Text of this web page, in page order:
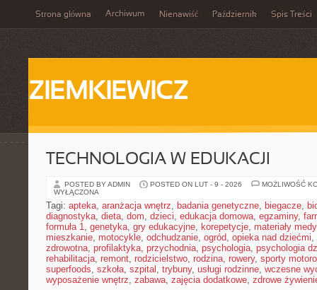
Strona główna Archiwum Nienawiść Październik Spis Treści
ZIEMKIEWICZ
TECHNOLOGIA W EDUKACJI
POSTED BY ADMIN POSTED ON LUT - 9 - 2026
MOŻLIWOŚĆ
WYŁĄCZONA
Tagi: apteka, aranżacja wnętrz, badania genetyczne, biegacze,
diagnostyka, dieta, dom, dzieci, edukacja domowa, egzaminy,
formuła 1, genetyka, gry edukacyjne, korepetycje, materiały
mieszkanie, motocykle, odchudzanie, ogród, opieka nad dziećmi,
zdrowotna, profilaktyka, przychodnia, psychologia, psychologia
rehabilitacja, remont, rodzicielstwo, rodzina, rowery, sporty
superfoods, szkoła, szpital , trybuny, usługi rodzinne, wczesne
wyposażenie wnętrz, zabawa, zajęcia dodatkowe, zdrowe